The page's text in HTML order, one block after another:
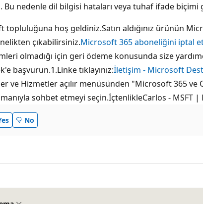
Bu nedenle dil bilgisi hataları veya tuhaf ifade biçimi
hoş geldiniz.Satın aldığınız ürünün
çıkabilirsiniz.Microsoft 365 aboneliğini iptal
olmadığı için geri ödeme konusunda size
başvurun.1.Linke tıklayınız:İletişim - Microsoft
ve Hizmetler açılır menüsünden "Microsoft 365
sohbet etmeyi seçin.İçtenlikleCarlos -
No